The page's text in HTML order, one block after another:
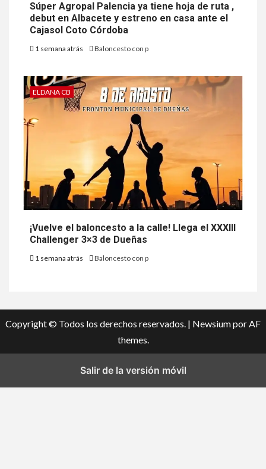
Súper Agropal Palencia ya tiene hoja de ruta ,
debut en Albacete y estreno en casa ante el
Cajasol Coto Córdoba
1 semana atrás Baloncesto con p
ELDANA CB
¡Vuelve el baloncesto a la calle! Llega el XXXIII
Challenger 3×3 de Dueñas
1 semana atrás Baloncesto con p
Copyright © Todos los derechos reservados. | Newsiumpor AF
themes.
Salir de la versión móvil